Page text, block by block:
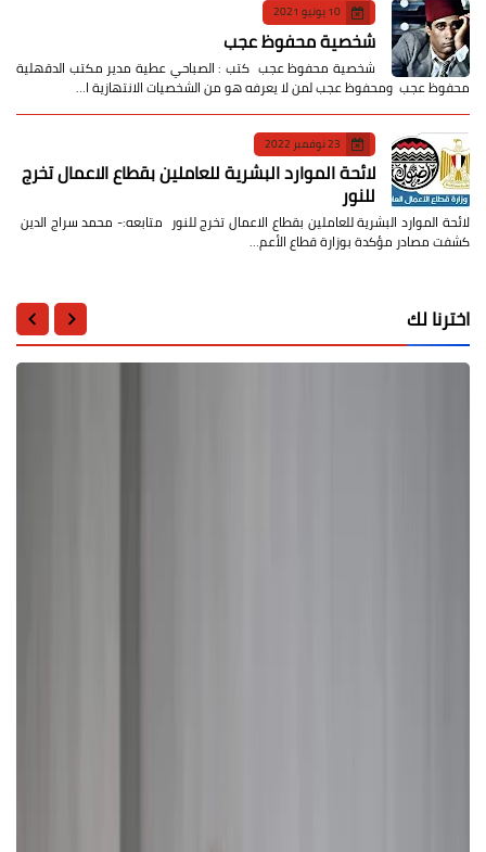
10 يونيو 2021
شخصية محفوظ عجب
شخصية محفوظ عجب كتب : الصباحي عطية مدير مكتب الدقهلية
محفوظ عجب ومحفوظ عجب لمن لا يعرفه هو من الشخصيات الانتهازية ا…
23 نوفمبر 2022
لائحة الموارد البشرية للعاملين بقطاع الاعمال تخرج
للنور
لائحة الموارد البشرية للعاملين بقطاع الاعمال تخرج للنور متابعه:- محمد سراج الدين
كشفت مصادر مؤكدة بوزارة قطاع الأعم…
اخترنا لك